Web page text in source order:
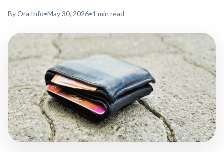
By Ora Info•May 30, 2026•1 min read